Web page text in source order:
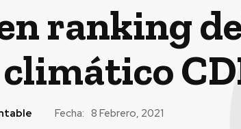
ranking
Fecha: 8 Febrero, 2021